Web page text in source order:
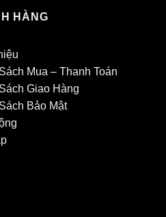
HÀNG
Mua – Thanh Toán
Giao Hàng
Bảo Mật